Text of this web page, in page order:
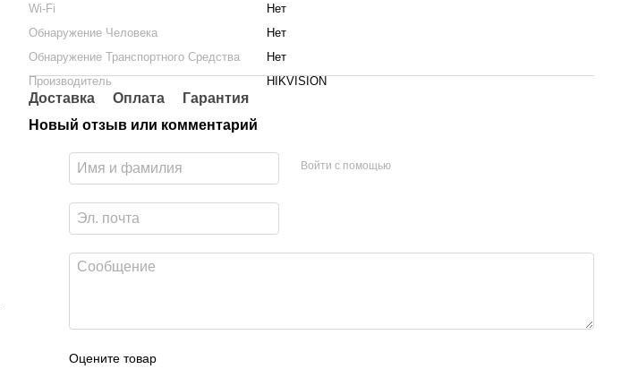
Wi-Fi
Нет
Обнаружение Человека
Нет
Обнаружение Транспортного Средства
Нет
Производитель
HIKVISION
Доставка Оплата
Гарантия
Новый отзыв или комментарий
Войти с помощью
Оцените товар